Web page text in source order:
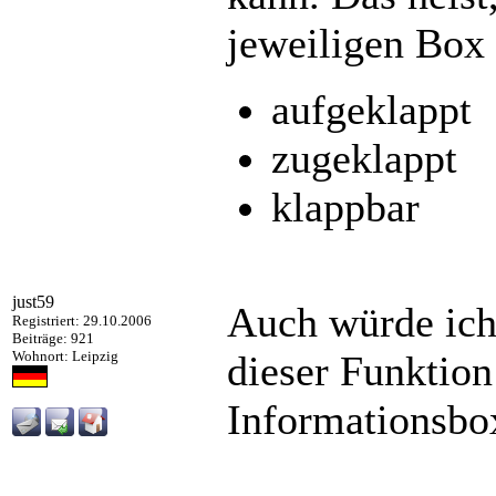
just59
Registriert: 29.10.2006
Beiträge: 921
Wohnort: Leipzig
jeweiligen Box
aufgeklappt
zugeklappt
klappbar
Auch würde
dieser